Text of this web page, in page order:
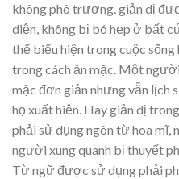
không phô trương. giản dị
diện, không bị bó hẹp ở bất
thể biểu hiện trong cuộc sống
trong cách ăn mặc. Một
mặc đơn giản nhưng vẫn lịch
họ xuất hiện. Hay giản dị
phải sử dụng ngôn từ hoa mĩ,
người xung quanh bị thuyết
Từ ngữ được sử dụng phải